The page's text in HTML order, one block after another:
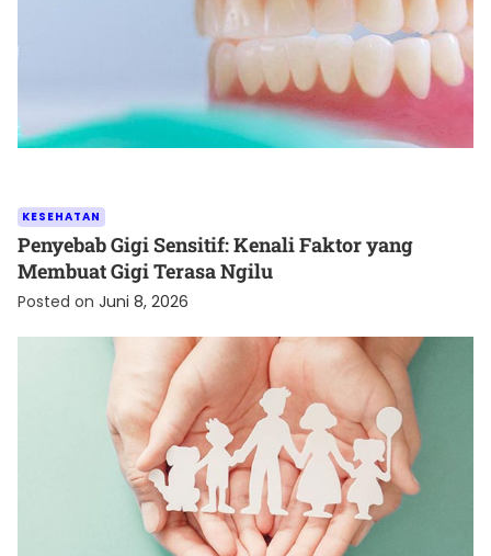
KESEHATAN
Penyebab Gigi Sensitif: Kenali Faktor yang
Membuat Gigi Terasa Ngilu
Posted on Juni 8, 2026